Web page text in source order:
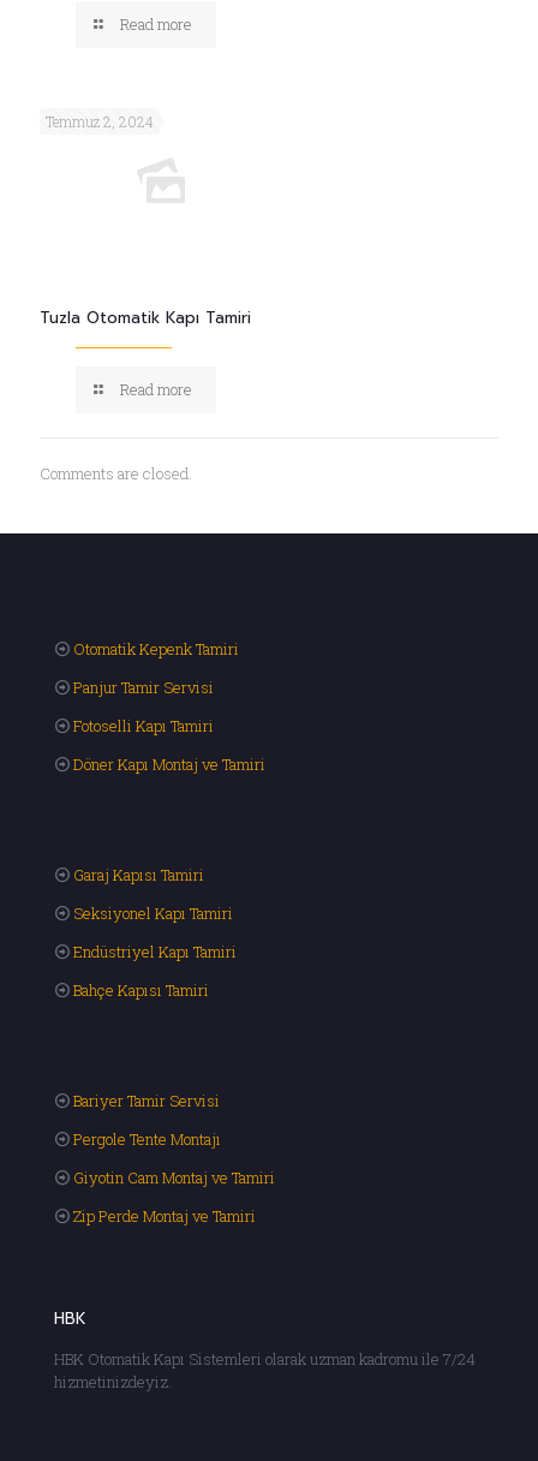
Read more
Temmuz 2, 2024
Tuzla Otomatik Kapı Tamiri
Read more
Comments are closed.
Otomatik Kepenk Tamiri
Panjur Tamir Servisi
Fotoselli Kapı Tamiri
Döner Kapı Montaj ve Tamiri
Garaj Kapısı Tamiri
Seksiyonel Kapı Tamiri
Endüstriyel Kapı Tamiri
Bahçe Kapısı Tamiri
Bariyer Tamir Servisi
Pergole Tente Montajı
Giyotin Cam Montaj ve Tamiri
Zip Perde Montaj ve Tamiri
HBK
HBK Otomatik Kapı Sistemleri olarak uzman kadromu ile 7/24
hizmetinizdeyiz.